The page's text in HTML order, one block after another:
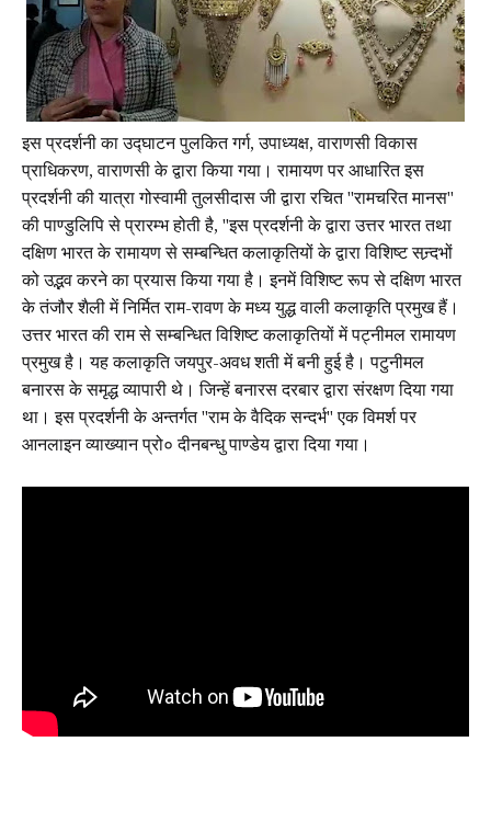
इस प्रदर्शनी का उद्घाटन पुलकित गर्ग, उपाध्यक्ष, वाराणसी विकास
प्राधिकरण, वाराणसी के द्वारा किया गया। रामायण पर आधारित इस
प्रदर्शनी की यात्रा गोस्वामी तुलसीदास जी द्वारा रचित "रामचरित मानस"
की पाण्डुलिपि से प्रारम्भ होती है, "इस प्रदर्शनी के द्वारा उत्तर भारत तथा
दक्षिण भारत के रामायण से सम्बन्धित कलाकृतियों के द्वारा विशिष्ट सन्र्दभों
को उद्भव करने का प्रयास किया गया है। इनमें विशिष्ट रूप से दक्षिण भारत
के तंजौर शैली में निर्मित राम-रावण के मध्य युद्ध वाली कलाकृति प्रमुख हैं।
उत्तर भारत की राम से सम्बन्धित विशिष्ट कलाकृतियों में पट्नीमल रामायण
प्रमुख है। यह कलाकृति जयपुर-अवध शती में बनी हुई है। पटुनीमल
बनारस के समृद्ध व्यापारी थे। जिन्हें बनारस दरबार द्वारा संरक्षण दिया गया
था। इस प्रदर्शनी के अन्तर्गत "राम के वैदिक सन्दर्भ" एक विमर्श पर
आनलाइन व्याख्यान प्रो० दीनबन्धु पाण्डेय द्वारा दिया गया।